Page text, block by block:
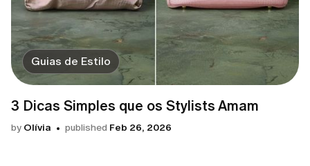
Guias de Estilo
3 Dicas Simples que os Stylists Amam
by Olívia published Feb 26, 2026